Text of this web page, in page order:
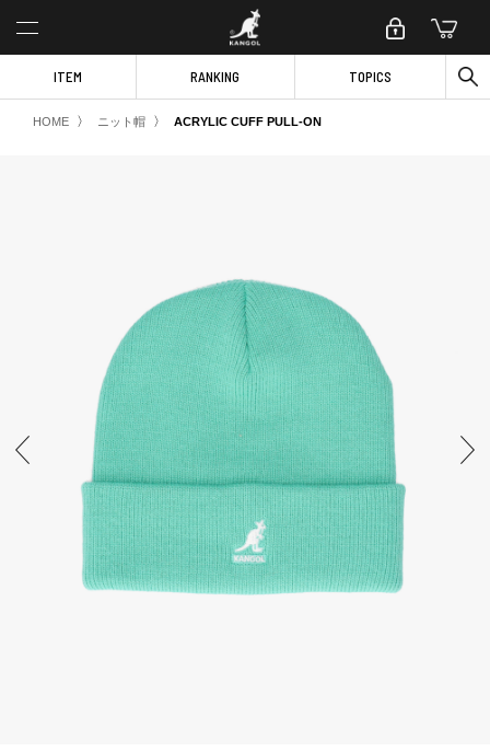
ITEM RANKING TOPICS
HOME 〉 ニット帽 〉 ACRYLIC CUFF PULL-ON